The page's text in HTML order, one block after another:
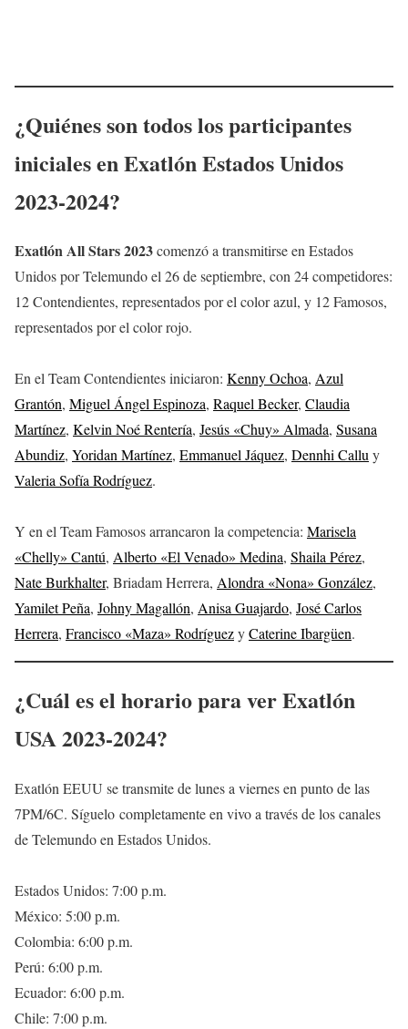
¿Quiénes son todos los participantes
iniciales en Exatlón Estados Unidos
2023-2024?
Exatlón All Stars 2023comenzó a transmitirse en Estados
Unidos por Telemundo el 26 de septiembre, con 24 competidores:
12 Contendientes, representados por el color azul, y 12 Famosos,
representados por el color rojo.
En el Team Contendientes iniciaron: Kenny Ochoa, Azul
Grantón, Miguel Ángel Espinoza, Raquel Becker, Claudia
Martínez, Kelvin Noé Rentería, Jesús «Chuy» Almada, Susana
Abundiz, Yoridan Martínez, Emmanuel Jáquez, Dennhi Calluy
Valeria Sofía Rodríguez.
Y en el Team Famosos arrancaron la competencia: Marisela
«Chelly» Cantú, Alberto «El Venado» Medina, Shaila Pérez,
Nate Burkhalter, Briadam Herrera, Alondra «Nona» González,
Yamilet Peña, Johny Magallón, Anisa Guajardo, José Carlos
Herrera, Francisco «Maza» RodríguezyCaterine Ibargüen.
¿Cuál es el horario para ver Exatlón
USA 2023-2024?
Exatlón EEUU se transmite de lunes a viernes en punto de las
7PM/6C. Síguelo completamente en vivo a través de los canales
de Telemundo en Estados Unidos.
Estados Unidos: 7:00 p.m.
México: 5:00 p.m.
Colombia: 6:00 p.m.
Perú: 6:00 p.m.
Ecuador: 6:00 p.m.
Chile: 7:00 p.m.